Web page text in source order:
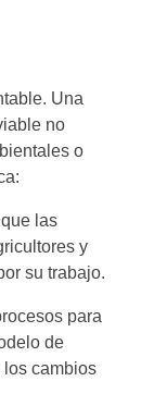
Una
no
o
las
y
su trabajo.
para
de
los cambios